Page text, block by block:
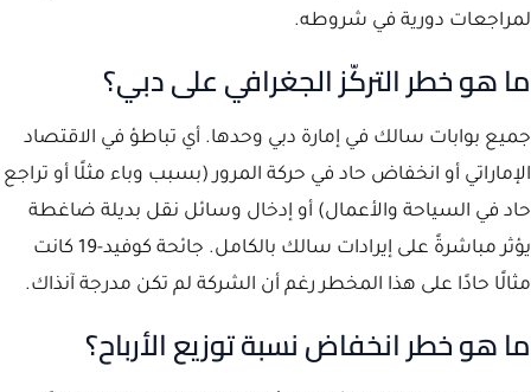
لمراجعات دورية في شروطه.
ما هو خطر التركّز الجغرافي على دبي؟
جميع بوابات سالك في إمارة دبي وحدها. أي تباطؤ في الاقتصاد
الإماراتي أو انخفاض حاد في حركة المرور (بسبب وباء مثلًا أو تراجع
حاد في السياحة والأعمال) أو إدخال وسائل نقل بديلة ضاغطة
يؤثر مباشرةً على إيرادات سالك بالكامل. جائحة كوفيد-19 كانت
مثالًا حادًا على هذا المخطر رغم أن الشركة لم تكن مدرجة آنذاك.
ما هو خطر انخفاض نسبة توزيع الأرباح؟